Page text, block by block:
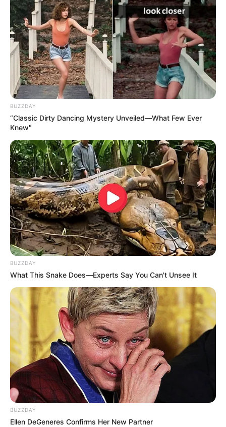
18:41 / 06 Avqust 2026
İcra başçısı üç qurumu birləşdirdi,yeni
rəis təyin etdi
80 0 0
18:40 / 06 Avqust 2026 SİYASƏT
Zaur TikTok-dadır, Rəşad Məcid isə
tarixdə -Turan Etibaroğlu yazır…
315
BUZZDAY
“Classic Dirty Dancing Mystery Unveiled—What Few Ever
Knew"
BUZZDAY
What This Snake Does—Experts Say You Can't Unsee It
BUZZDAY
Ellen DeGeneres Confirms Her New Partner